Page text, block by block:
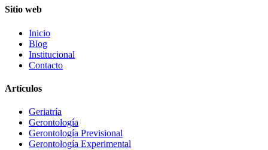
Sitio web
Inicio
Blog
Institucional
Contacto
Artículos
Geriatría
Gerontología
Gerontología Previsional
Gerontología Experimental